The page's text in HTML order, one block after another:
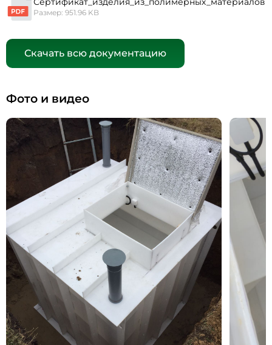
Размер: 951.96 KB
Скачать всю документацию
Фото и видео